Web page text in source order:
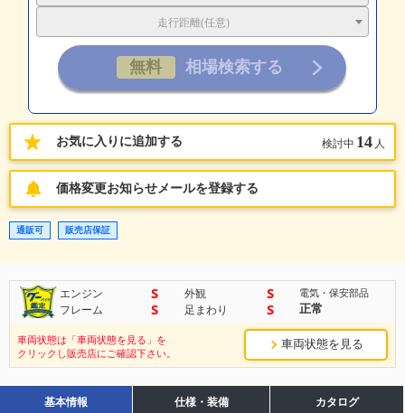
走行距離(任意)
お気に入りに追加する 検討中 14 人
価格変更お知らせメールを登録する
通販可 販売店保証
エンジン S 外観 S
フレーム S 足まわり S
電気・保安部品
正常
車両状態は「車両状態を見る」を
クリックし販売店にご確認下さい。
車両状態を見る
基本情報 仕様・装備 カタログ